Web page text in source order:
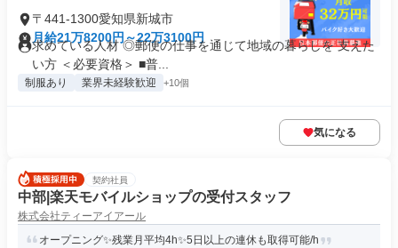
〒441-1300愛知県新城市
月給21万8200円～22万3100円
求めている人材 ◎郵便の仕事を通じて地域の暮らしを 支えた
い方 ＜必要資格＞ ■普...
制服あり 業界未経験歓迎 +10個
気になる
契約社員
中部|楽天モバイルショップの受付スタッフ
株式会社ティーアイアール
オープニング✨残業月平均4h✨5日以上の連休も取得可能/h